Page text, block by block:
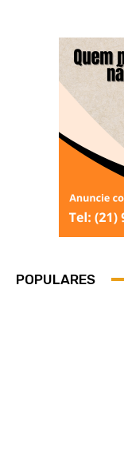
POPULARES